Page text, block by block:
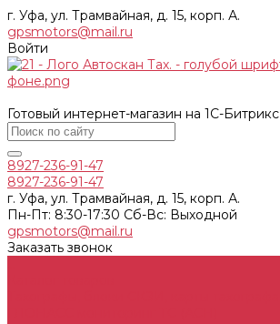
г. Уфа, ул. Трамвайная, д. 15, корп. А.
gpsmotors@mail.ru
Войти
Готовый интернет-магазин на 1С-Битрикс
8927-236-91-47
8927-236-91-47
г. Уфа, ул. Трамвайная, д. 15, корп. А.
Пн-Пт: 8:30-17:30 Cб-Вс: Выходной
gpsmotors@mail.ru
Заказать звонок